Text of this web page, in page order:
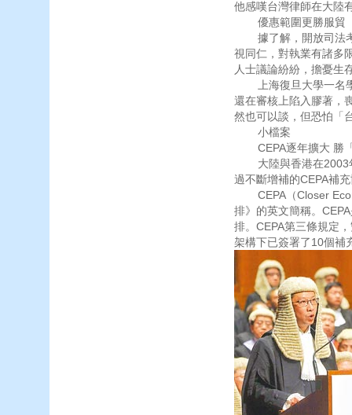
他感嘆台灣律師在大陸
優惠範圍更勝服貿
據了解，開放司法考
視同仁，對執業有諸多
人士議論紛紛，擔憂生
上海復旦大學一名學
還在審核上陷入膠著，
然也可以談，但恐怕「
小檔案
CEPA逐年擴大 勝
大陸與香港在2003年
過不斷增補的CEPA補
CEPA（Closer
排》的英文簡稱。
排。CEPA第三條規定
架構下已簽署了10個補